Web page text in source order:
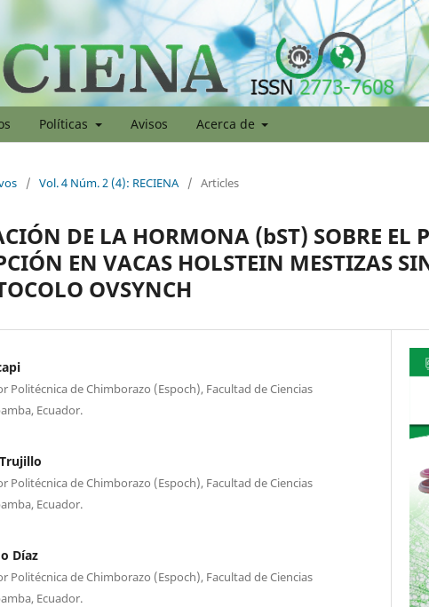
Políticas Avisos Acerca de
/ Vol. 4 Núm. 2 (4): RECIENA / Articles
DE LA HORMONA (bST) SOBRE EL
EN VACAS HOLSTEIN MESTIZAS
OVSYNCH
Politécnica de Chimborazo (Espoch), Facultad de Ciencias
Ecuador.
Politécnica de Chimborazo (Espoch), Facultad de Ciencias
Ecuador.
Díaz
Politécnica de Chimborazo (Espoch), Facultad de Ciencias
Ecuador.